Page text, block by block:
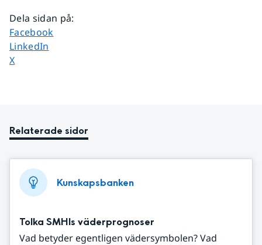
Dela sidan på:
Dela sidan på
Facebook
Dela sidan på
LinkedIn
Dela sidan på
X
Relaterade sidor
Kunskapsbanken
Tolka SMHIs väderprognoser
Vad betyder egentligen vädersymbolen? Vad